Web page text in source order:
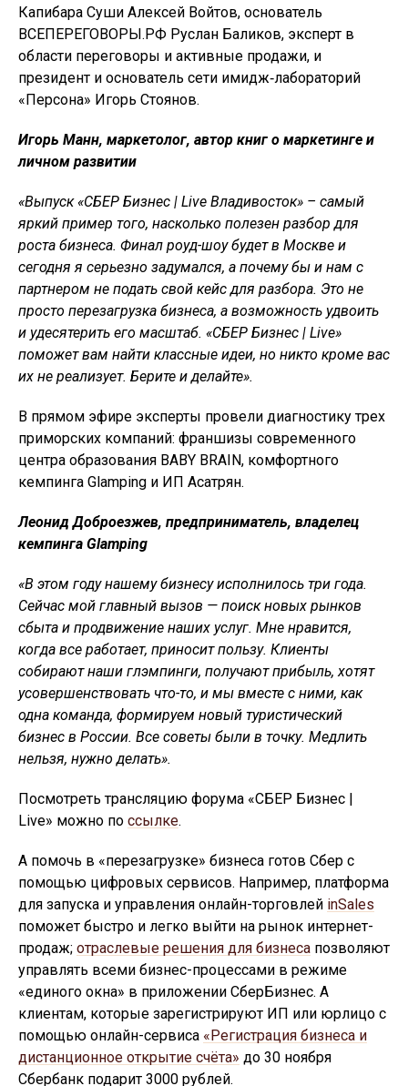
Капибара Суши Алексей Войтов, основатель
ВСЕПЕРЕГОВОРЫ.РФ Руслан Баликов, эксперт в
области переговоры и активные продажи, и
президент и основатель сети имидж‑лабораторий
«Персона» Игорь Стоянов.
Игорь Манн, маркетолог, автор книг о маркетинге и
личном развитии
«Выпуск «СБЕР Бизнес | Live Владивосток» – самый
яркий пример того, насколько полезен разбор для
роста бизнеса. Финал роуд-шоу будет в Москве и
сегодня я серьезно задумался, а почему бы и нам с
партнером не подать свой кейс для разбора. Это не
просто перезагрузка бизнеса, а возможность удвоить
и удесятерить его масштаб. «СБЕР Бизнес | Live»
поможет вам найти классные идеи, но никто кроме вас
их не реализует. Берите и делайте».
В прямом эфире эксперты провели диагностику трех
приморских компаний: франшизы современного
центра образования BABY BRAIN, комфортного
кемпинга Glamping и ИП Асатрян.
Леонид Доброезжев, предприниматель, владелец
кемпинга Glamping
«В этом году нашему бизнесу исполнилось три года.
Сейчас мой главный вызов — поиск новых рынков
сбыта и продвижение наших услуг. Мне нравится,
когда все работает, приносит пользу. Клиенты
собирают наши глэмпинги, получают прибыль, хотят
усовершенствовать что-то, и мы вместе с ними, как
одна команда, формируем новый туристический
бизнес в России. Все советы были в точку. Медлить
нельзя, нужно делать».
Посмотреть трансляцию форума «СБЕР Бизнес |
Live» можно по ссылке.
А помочь в «перезагрузке» бизнеса готов Сбер с
помощью цифровых сервисов. Например, платформа
для запуска и управления онлайн-торговлей inSales
поможет быстро и легко выйти на рынок интернет-
продаж; отраслевые решения для бизнеса позволяют
управлять всеми бизнес-процессами в режиме
«единого окна» в приложении СберБизнес. А
клиентам, которые зарегистрируют ИП или юрлицо с
помощью онлайн-сервиса «Регистрация бизнеса и
дистанционное открытие счёта» до 30 ноября
Сбербанк подарит 3000 рублей.